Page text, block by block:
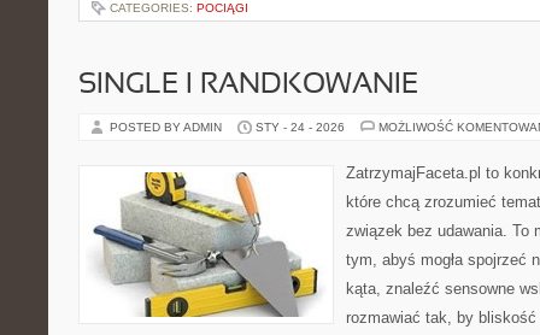
CATEGORIES: POCIĄGI
SINGLE I RANDKOWANIE
POSTED BY ADMIN STY - 24 - 2026 MOŻLIWOŚĆ
ZatrzymajFaceta.pl to
które chcą zrozumieć
związek bez udawania. To
tym, abyś mogła spojrzeć
kąta, znaleźć sensowne
rozmawiać tak, by